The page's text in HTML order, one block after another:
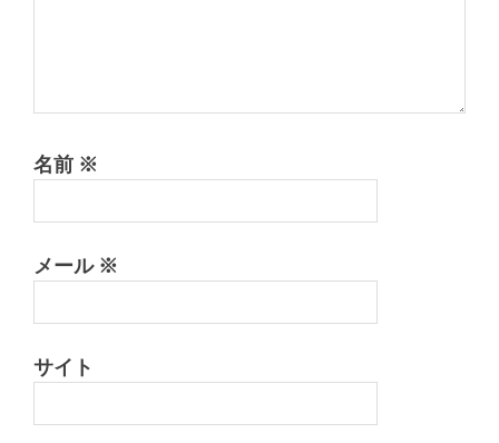
名前 ※
メール ※
サイト